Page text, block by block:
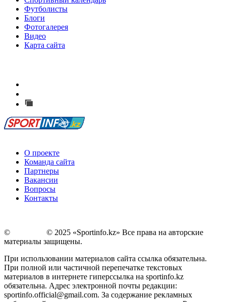
Футболисты
Блоги
Фотогалерея
Видео
Карта сайта
О проекте
Команда сайта
Партнеры
Вакансии
Вопросы
Контакты
©
© 2025 «Sportinfo.kz» Все права на авторские
материалы защищены.
При использовании материалов сайта ссылка обязательна.
При полной или частичной перепечатке текстовых
материалов в интернете гиперссылка на sportinfo.kz
обязательна. Адрес электронной почты редакции:
sportinfo.official@gmail.com. За содержание рекламных